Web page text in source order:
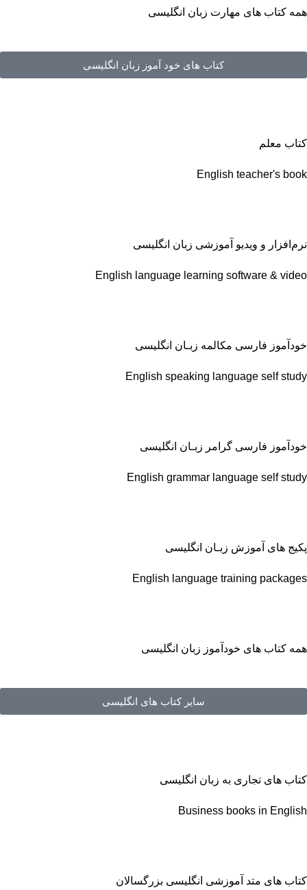
همه کتاب های مهارت زبان انگلیسی
کتاب های خود آموز زبان انگلیسی
کتاب معلم
English teacher's book
نرم‌افزار و ویدیو آموزشی زبان انگلیسی
English language learning software & video
خودآموز فارسی مکالمه زبـان انگلیسی
English speaking language self study
خودآموز فارسی گرامر زبـان انگلیسی
English grammar language self study
پکیج های آموزش زبـان انگلیسی
English language training packages
همه کتاب های خودآموز زبان انگلیسی
سایر کتاب های انگلیسی
کتاب های تجاری به زبان انگلیسی
Business books in English
کتاب های متد آموزشی انگلیسی بزرگسالان